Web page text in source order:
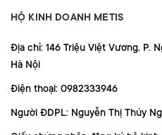
HỘ KINH DOANH METIS
Địa chỉ: 146 Triệu Việt Vương, P.
Hà Nội
Điện thoại: 0982333946
Người ĐDPL: Nguyễn Thị Thúy